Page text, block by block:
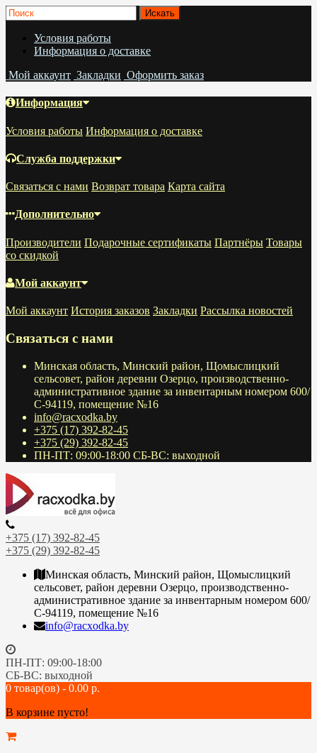
Условия работы
Информация о доставке
Мой аккаунт Закладки Оформить заказ
Информация
Условия работы Информация о доставке
Служба поддержки
Связаться с нами Возврат товара Карта сайта
Дополнительно
Производители Подарочные сертификаты Партнёры Товары
со скидкой
Мой аккаунт
Мой аккаунт История заказов Закладки Рассылка новостей
Связаться с нами
Минская область, Минский район, Щомыслицкий
сельсовет, район деревни Озерцо, производственно-
административное здание за инвентарным номером 600/
С-94119, помещение №16
info@racxodka.by
+375 (17) 392-82-45
+375 (29) 392-82-45
ПН-ПТ: 09:00-18:00 СБ-ВС: выходной
+375 (17) 392-82-45
+375 (29) 392-82-45
Минская область, Минский район, Щомыслицкий
сельсовет, район деревни Озерцо, производственно-
административное здание за инвентарным номером 600/
С-94119, помещение №16
info@racxodka.by
ПН-ПТ: 09:00-18:00
СБ-ВС: выходной
0 товар(ов) - 0.00 р.
В корзине пусто!